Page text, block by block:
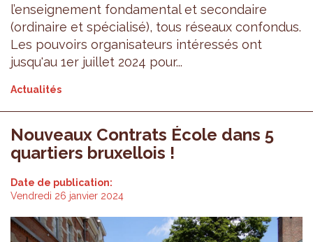
l’enseignement fondamental et secondaire
(ordinaire et spécialisé), tous réseaux confondus.
Les pouvoirs organisateurs intéressés ont
jusqu'au 1er juillet 2024 pour...
Actualités
Nouveaux Contrats École dans 5
quartiers bruxellois !
Date de publication:
Vendredi 26 janvier 2024